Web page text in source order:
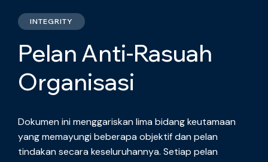
INTEGRITY
Pelan Anti-Rasuah
Organisasi
Dokumen ini menggariskan lima bidang keutamaan
yang memayungi beberapa objektif dan pelan
tindakan secara keseluruhannya. Setiap pelan